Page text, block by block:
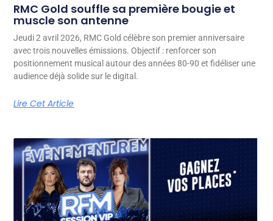
RMC Gold souffle sa première bougie et
muscle son antenne
Jeudi 2 avril 2026, RMC Gold célèbre son premier anniversaire
avec trois nouvelles émissions. Objectif : renforcer son
positionnement musical autour des années 80-90 et fidéliser une
audience déjà solide sur le digital.
Lire Cet Article